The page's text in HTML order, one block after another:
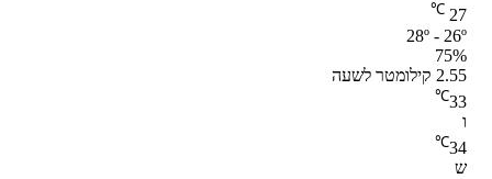
27
℃
28º - 26º
75%
2.55 קילומטר לשעה
33
℃
ו
34
℃
ש